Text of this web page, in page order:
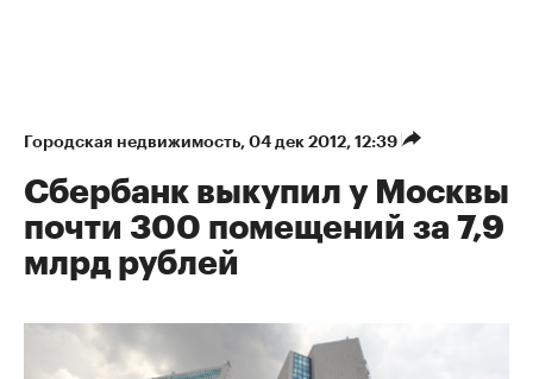
Городская недвижимость⁠, 04 дек 2012, 12:39
Сбербанк выкупил у Москвы
почти 300 помещений за 7,9
млрд рублей